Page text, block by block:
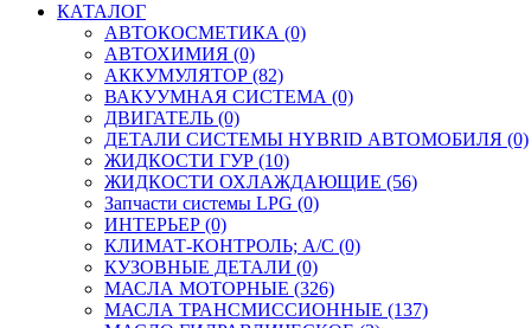
КАТАЛОГ
АВТОКОСМЕТИКА (0)
АВТОХИМИЯ (0)
АККУМУЛЯТОР (82)
ВАКУУМНАЯ СИСТЕМА (0)
ДВИГАТЕЛЬ (0)
ДЕТАЛИ СИСТЕМЫ HYBRID АВТОМОБИЛЯ (0)
ЖИДКОСТИ ГУР (10)
ЖИДКОСТИ ОХЛАЖДАЮЩИЕ (56)
Запчасти системы LPG (0)
ИНТЕРЬЕР (0)
КЛИМАТ-КОНТРОЛЬ; A/C (0)
КУЗОВНЫЕ ДЕТАЛИ (0)
МАСЛА МОТОРНЫЕ (326)
МАСЛА ТРАНСМИССИОННЫЕ (137)